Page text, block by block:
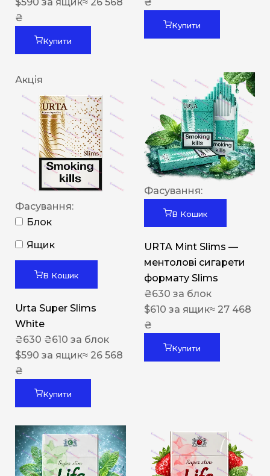
$590 за ящик≈ 26 568
₴
Купити
₴
Купити
Акція
Фасування:
Блок
Ящик
В Кошик
Urta Super Slims
White
₴630 ₴610 за блок
$590 за ящик≈ 26 568
₴
Купити
Фасування:
В Кошик
URTA Mint Slims —
ментолові сигарети
формату Slims
₴630 за блок
$610 за ящик≈ 27 468
₴
Купити